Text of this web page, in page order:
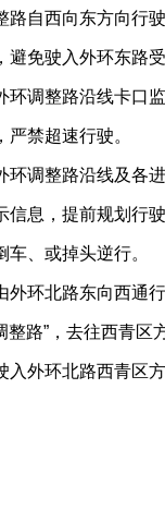
路自西向东方向行
免驶入外环东路受
环调整路沿线卡口
禁超速行驶。
环调整路沿线及各
信息，提前规划行
、或掉头逆行。
外环北路东向西通
整路”，去往西青
外环北路西青区